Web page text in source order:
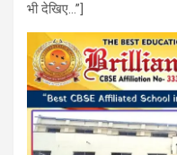
भी देखिए…”]